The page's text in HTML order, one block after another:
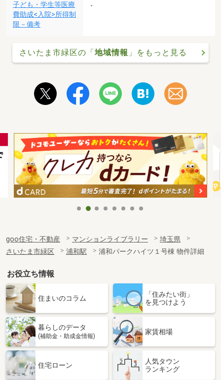
子ども・学生等医療
費助成<入院>所得制
限－備考
-
さいたま市緑区の「地域情報 」をもっと見る
goo住宅・不動産 マンションライブラリー
埼玉県
さいたま市緑区
浦和駅 浦和パークハイツ１号棟 物件詳細
お役立ち情報
住まいのコラム
「住みたい街」
を見つけよう
暮らしのデータ
(補助金・助成金情報)
家賃相場
住宅ローン
人気タウン
ランキング